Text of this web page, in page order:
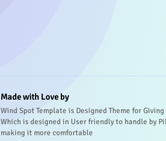
Made with Love by
Wind Spot Template is Designed Theme for
Which is designed in User friendly to handle by
making it more comfortable